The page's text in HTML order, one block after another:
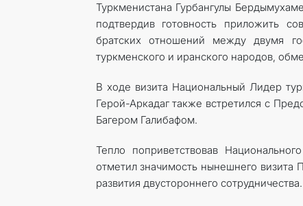
Туркменистана Гурбангулы
подтвердив готовность приложить
братских отношений между двумя
туркменского и иранского народов,
В ходе визита Национальный Лидер
Герой-Аркадаг также встретился с
Багером Галибафом.
Тепло поприветствовав
отметил значимость нынешнего визита
развития двустороннего сотрудничества.